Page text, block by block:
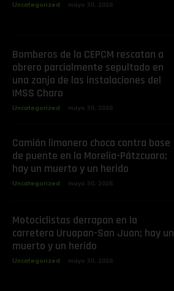
Uncategorized mayo 30, 2026
Bomberos de la CEPCM rescatan a
obrero parcialmente sepultado en
una zanja de las instalaciones del
IMSS Charo
Uncategorized mayo 30, 2026
Camión limonero choca contra base
de puente en la Morelia-Pátzcuaro;
hay un muerto y un herido
Uncategorized mayo 30, 2026
Motociclistas derrapan en la
carretera Uruapan-San Juan; hay un
muerto y un herido
Uncategorized mayo 30, 2026